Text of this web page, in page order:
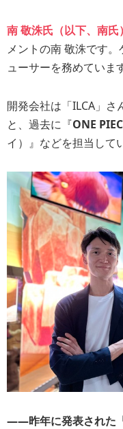
南 敬洙氏（以下、南氏）
メントの南 敬洙です。
ューサーを務めていま
開発会社は「ILCA」
と、過去に『ONE
イ）』などを担当して
――昨年に発表された